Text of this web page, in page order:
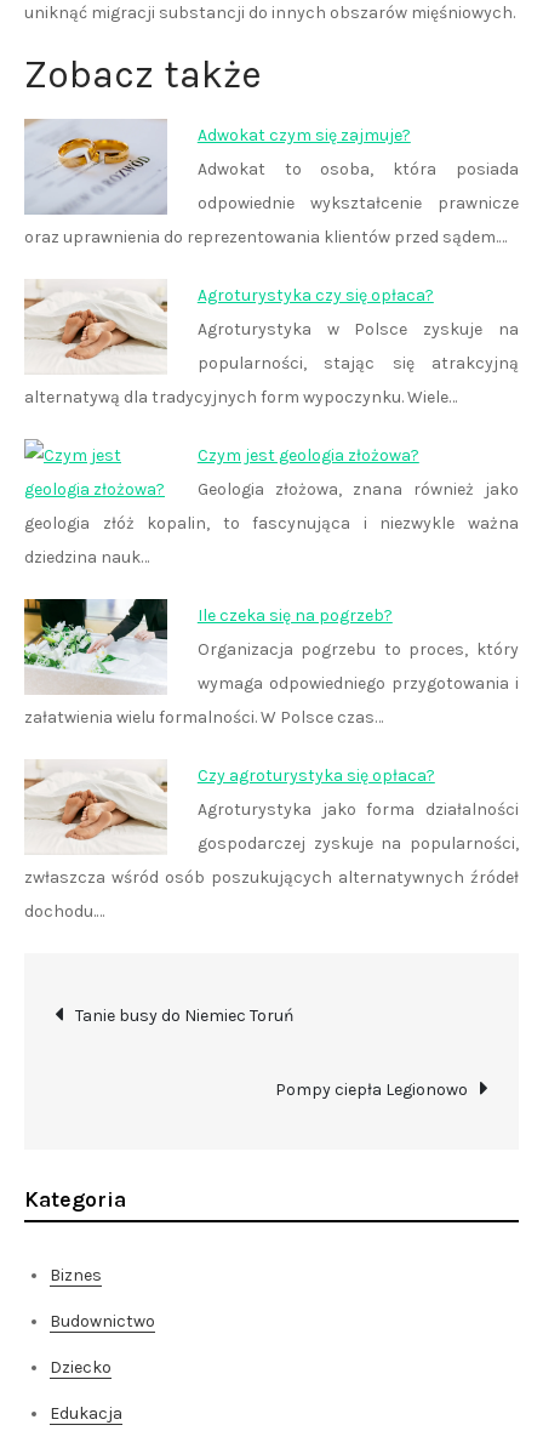
uniknąć migracji substancji do innych obszarów mięśniowych.
Zobacz także
Adwokat czym się zajmuje?
Adwokat to osoba, która posiada
odpowiednie wykształcenie prawnicze
oraz uprawnienia do reprezentowania klientów przed sądem.…
Agroturystyka czy się opłaca?
Agroturystyka w Polsce zyskuje na
popularności, stając się atrakcyjną
alternatywą dla tradycyjnych form wypoczynku. Wiele…
Czym jest geologia złożowa?
Geologia złożowa, znana również jako
geologia złóż kopalin, to fascynująca i niezwykle ważna
dziedzina nauk…
Ile czeka się na pogrzeb?
Organizacja pogrzebu to proces, który
wymaga odpowiedniego przygotowania i
załatwienia wielu formalności. W Polsce czas…
Czy agroturystyka się opłaca?
Agroturystyka jako forma działalności
gospodarczej zyskuje na popularności,
zwłaszcza wśród osób poszukujących alternatywnych źródeł
dochodu.…
Nawigacja
Tanie busy do Niemiec Toruń
Pompy ciepła Legionowo
Kategoria
Biznes
Budownictwo
Dziecko
Edukacja